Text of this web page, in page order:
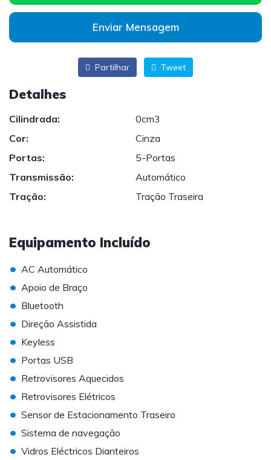
Enviar Mensagem
Partilhar Tweet
Detalhes
Cilindrada:
0cm3
Cor:
Cinza
Portas:
5-Portas
Transmissão:
Automático
Tração:
Tração Traseira
Equipamento Incluído
• AC Automático
• Apoio de Braço
• Bluetooth
• Direção Assistida
• Keyless
• Portas USB
• Retrovisores Aquecidos
• Retrovisores Elétricos
• Sensor de Estacionamento Traseiro
• Sistema de navegação
• Vidros Eléctricos Dianteiros